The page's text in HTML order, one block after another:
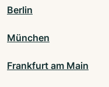
Berlin
München
Frankfurt am Main